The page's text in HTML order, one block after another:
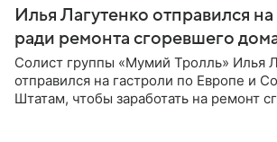
Илья Лагутенко отправился на
ради ремонта сгоревшего
Солист группы «Мумий Тролль» Илья
отправился на гастроли по Европе и
Штатам, чтобы заработать на ремонт